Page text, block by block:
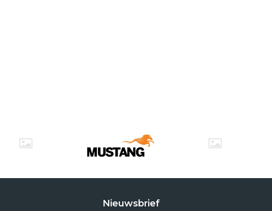
Nieuwsbrief